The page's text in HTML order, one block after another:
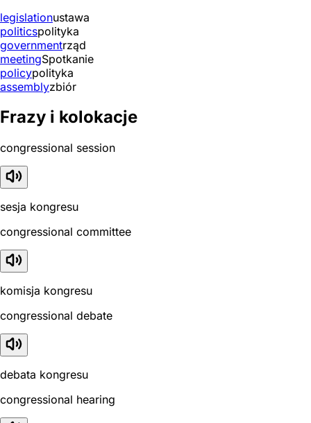
legislationustawa
politicspolityka
governmentrząd
meetingSpotkanie
policypolityka
assemblyzbiór
Frazy i kolokacje
congressional session
sesja kongresu
congressional committee
komisja kongresu
congressional debate
debata kongresu
congressional hearing